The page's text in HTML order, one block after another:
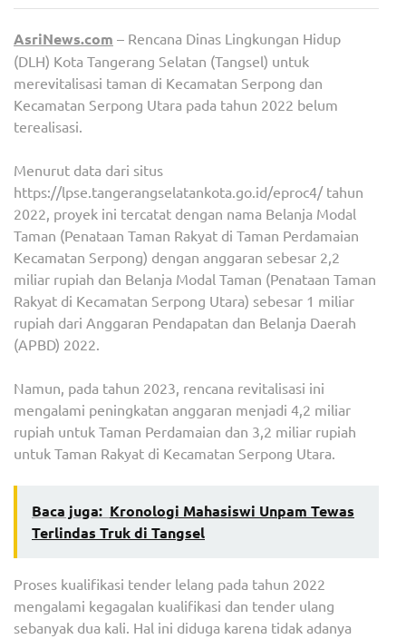
AsriNews.com – Rencana Dinas Lingkungan Hidup
(DLH) Kota Tangerang Selatan (Tangsel) untuk
merevitalisasi taman di Kecamatan Serpong dan
Kecamatan Serpong Utara pada tahun 2022 belum
terealisasi.
Menurut data dari situs
https://lpse.tangerangselatankota.go.id/eproc4/ tahun
2022, proyek ini tercatat dengan nama Belanja Modal
Taman (Penataan Taman Rakyat di Taman Perdamaian
Kecamatan Serpong) dengan anggaran sebesar 2,2
miliar rupiah dan Belanja Modal Taman (Penataan Taman
Rakyat di Kecamatan Serpong Utara) sebesar 1 miliar
rupiah dari Anggaran Pendapatan dan Belanja Daerah
(APBD) 2022.
Namun, pada tahun 2023, rencana revitalisasi ini
mengalami peningkatan anggaran menjadi 4,2 miliar
rupiah untuk Taman Perdamaian dan 3,2 miliar rupiah
untuk Taman Rakyat di Kecamatan Serpong Utara.
Baca juga: Kronologi Mahasiswi Unpam Tewas
Terlindas Truk di Tangsel
Proses kualifikasi tender lelang pada tahun 2022
mengalami kegagalan kualifikasi dan tender ulang
sebanyak dua kali. Hal ini diduga karena tidak adanya